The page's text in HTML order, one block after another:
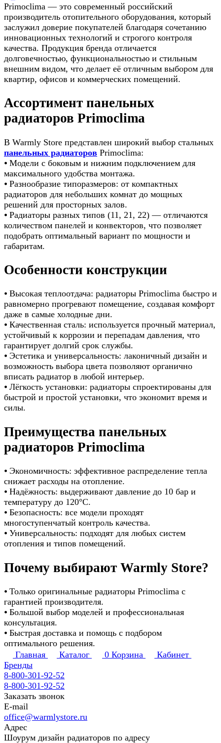
Primoclima — это современный российский
производитель отопительного оборудования, который
заслужил доверие покупателей благодаря сочетанию
инновационных технологий и строгого контроля
качества. Продукция бренда отличается
долговечностью, функциональностью и стильным
внешним видом, что делает её отличным выбором для
квартир, офисов и коммерческих помещений.
Ассортимент панельных
радиаторов Primoclima
В Warmly Store представлен широкий выбор стальных
панельных радиаторов Primoclima:
⦁ Модели с боковым и нижним подключением для
максимального удобства монтажа.
⦁ Разнообразие типоразмеров: от компактных
радиаторов для небольших комнат до мощных
решений для просторных залов.
⦁ Радиаторы разных типов (11, 21, 22) — отличаются
количеством панелей и конвекторов, что позволяет
подобрать оптимальный вариант по мощности и
габаритам.
Особенности конструкции
⦁ Высокая теплоотдача: радиаторы Primoclima быстро и
равномерно прогревают помещение, создавая комфорт
даже в самые холодные дни.
⦁ Качественная сталь: используется прочный материал,
устойчивый к коррозии и перепадам давления, что
гарантирует долгий срок службы.
⦁ Эстетика и универсальность: лаконичный дизайн и
возможность выбора цвета позволяют органично
вписать радиатор в любой интерьер.
⦁ Лёгкость установки: радиаторы спроектированы для
быстрой и простой установки, что экономит время и
силы.
Преимущества панельных
радиаторов Primoclima
⦁ Экономичность: эффективное распределение тепла
снижает расходы на отопление.
⦁ Надёжность: выдерживают давление до 10 бар и
температуру до 120°C.
⦁ Безопасность: все модели проходят
многоступенчатый контроль качества.
⦁ Универсальность: подходят для любых систем
отопления и типов помещений.
Почему выбирают Warmly Store?
⦁ Только оригинальные радиаторы Primoclima с
гарантией производителя.
⦁ Большой выбор моделей и профессиональная
консультация.
⦁ Быстрая доставка и помощь с подбором
оптимального решения.
Главная
Каталог 0 Корзина
Кабинет
Бренды
8-800-301-92-52
8-800-301-92-52
Заказать звонок
E-mail
office@warmlystore.ru
Адрес
Шоурум дизайн радиаторов по адресу